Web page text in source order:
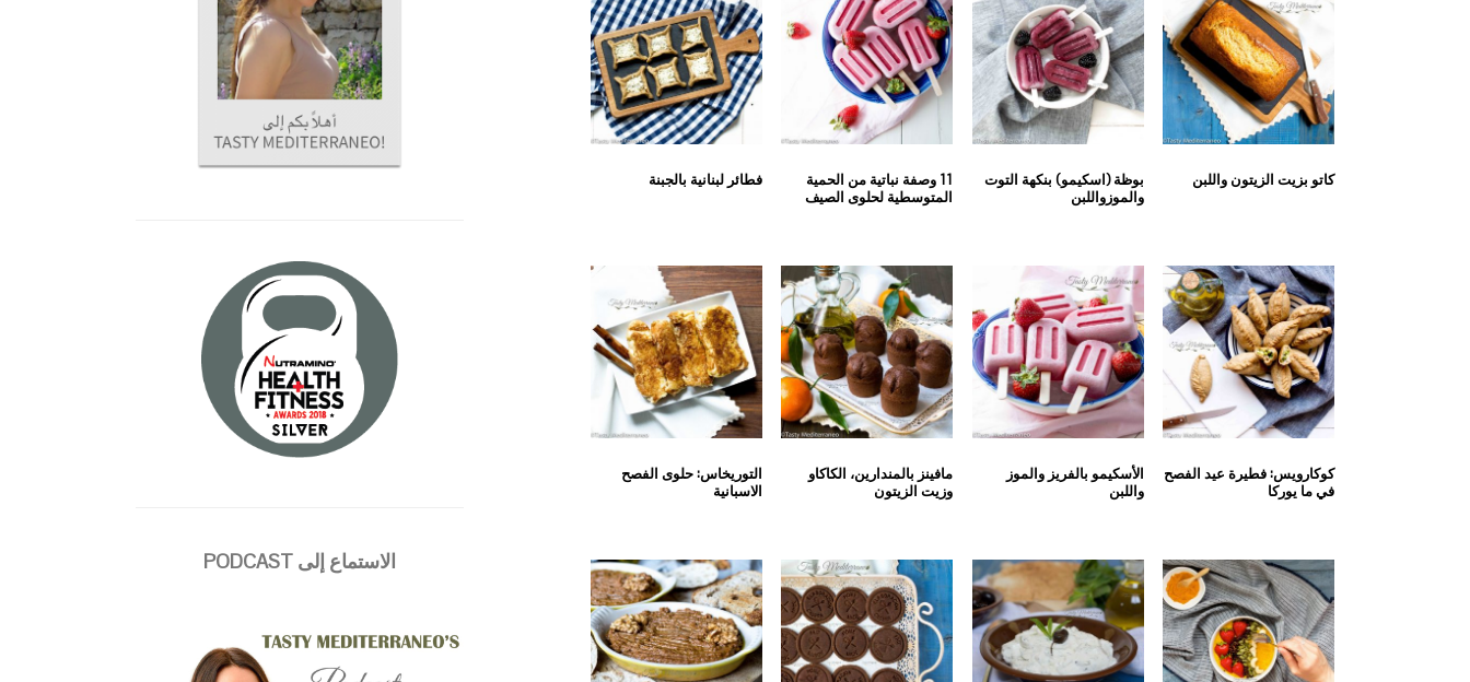
فطائر لبنانية بالجبنة
11 وصفة نباتية من الحمية
المتوسطية لحلوى الصيف
بوظة (اسكيمو) بنكهة التوت
والموزواللبن
كاتو بزيت الزيتون واللبن
التوريخاس: حلوى الفصح
الاسبانية
مافينز بالمندارين، الكاكاو
وزيت الزيتون
الأسكيمو بالفريز والموز
واللبن
كوكارويس: فطيرة عيد الفصح
في ما يوركا
الاستماع إلى PODCAST